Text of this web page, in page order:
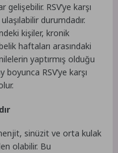
RSV’ye karşı
durumdadır.
kişiler, kronik
haftaları arasındaki
yaptırmış olduğu
RSV’ye karşı
sinüzit ve orta kulak
olabilir. Bu